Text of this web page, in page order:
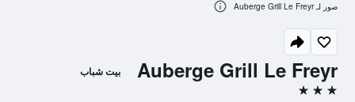
Auberge Grill Le Freyr بيت شباب
3 نجوم
صور لـ Auberge Grill Le Freyr